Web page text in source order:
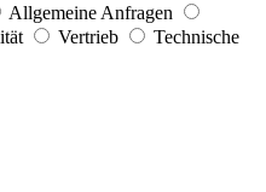
Allgemeine Anfragen
Vertrieb
Technische